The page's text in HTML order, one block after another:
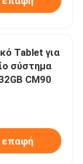
Tablet για
σύστημα
CM90
επαφή